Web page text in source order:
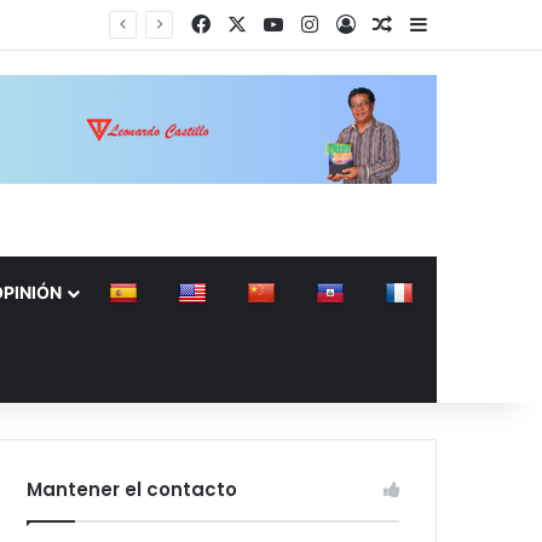
FacebookYouTubeInstagram
AccesoPublicación al
Barra lateral
Mantener el contacto